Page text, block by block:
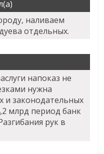
наливаем
отдельных.
напоказ не
нужна
и законодательных
млрд период банк
рук в